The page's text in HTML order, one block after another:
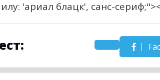
'ариал блацк', санс-